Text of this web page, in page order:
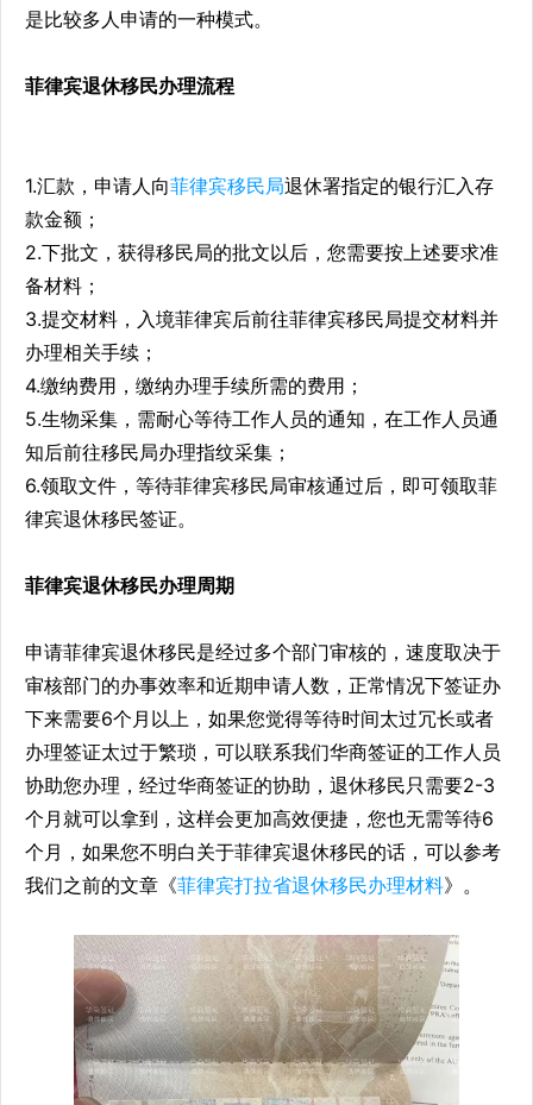
是比较多人申请的一种模式。
菲律宾退休移民办理流程
1.汇款，申请人向菲律宾移民局退休署指定的银行汇入存
款金额；
2.下批文，获得移民局的批文以后，您需要按上述要求准
备材料；
3.提交材料，入境菲律宾后前往菲律宾移民局提交材料并
办理相关手续；
4.缴纳费用，缴纳办理手续所需的费用；
5.生物采集，需耐心等待工作人员的通知，在工作人员通
知后前往移民局办理指纹采集；
6.领取文件，等待菲律宾移民局审核通过后，即可领取菲
律宾退休移民签证。
菲律宾退休移民办理周期
申请菲律宾退休移民是经过多个部门审核的，速度取决于
审核部门的办事效率和近期申请人数，正常情况下签证办
下来需要6个月以上，如果您觉得等待时间太过冗长或者
办理签证太过于繁琐，可以联系我们华商签证的工作人员
协助您办理，经过华商签证的协助，退休移民只需要2-3
个月就可以拿到，这样会更加高效便捷，您也无需等待6
个月，如果您不明白关于菲律宾退休移民的话，可以参考
我们之前的文章《菲律宾打拉省退休移民办理材料》。